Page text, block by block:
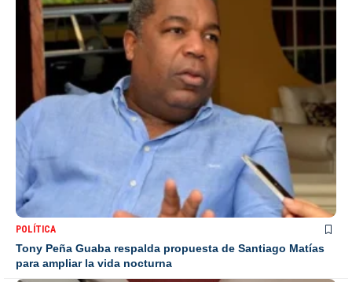
POLÍTICA
Tony Peña Guaba respalda propuesta de Santiago Matías
para ampliar la vida nocturna